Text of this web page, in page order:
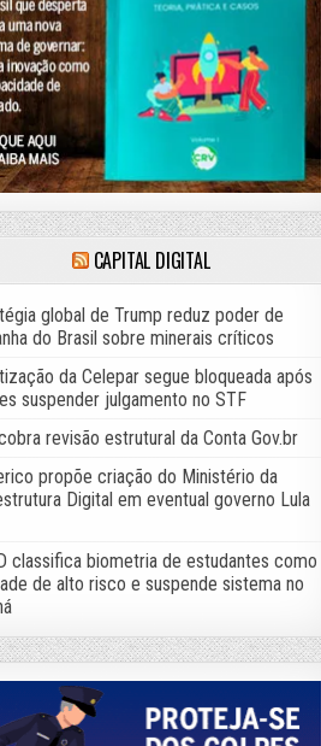
CAPITAL DIGITAL
global de Trump reduz poder de
do Brasil sobre minerais críticos
da Celepar segue bloqueada após
suspender julgamento no STF
revisão estrutural da Conta Gov.br
propõe criação do Ministério da
Digital em eventual governo Lula
classifica biometria de estudantes como
de alto risco e suspende sistema no